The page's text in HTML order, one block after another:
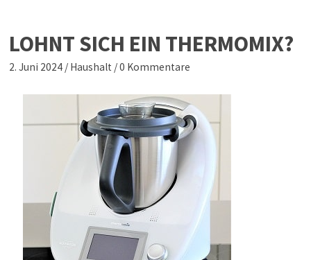
LOHNT SICH EIN THERMOMIX?
2. Juni 2024 / Haushalt /0 Kommentare